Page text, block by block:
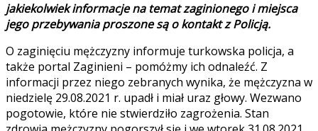
jakiekolwiek informacje na temat zaginionego i miejsca
jego przebywania proszone są o kontakt z Policją.
O zaginięciu mężczyzny informuje turkowska policja, a
także portal Zaginieni – pomóżmy ich odnaleźć. Z
informacji przez niego zebranych wynika, że mężczyzna w
niedzielę 29.08.2021 r. upadł i miał uraz głowy. Wezwano
pogotowie, które nie stwierdziło zagrożenia. Stan